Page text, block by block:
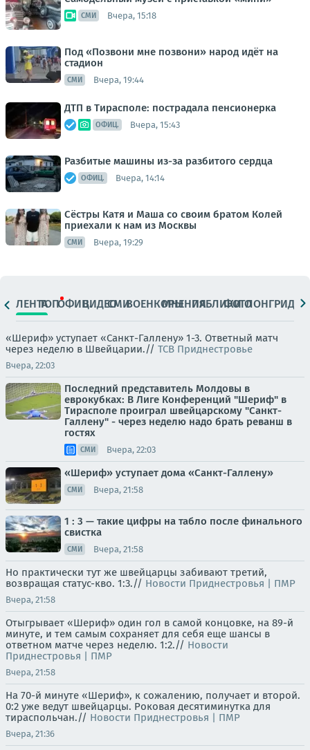
СМИ Вчера, 15:18
Под «Позвони мне позвони» народ идёт на
стадион
СМИ Вчера, 19:44
ДТП в Тирасполе: пострадала пенсионерка
ОФИЦ. Вчера, 15:43
Разбитые машины из-за разбитого сердца
ОФИЦ. Вчера, 14:14
Сёстры Катя и Маша со своим братом Колей
приехали к нам из Москвы
СМИ Вчера, 19:29
ЛЕНТАТОПОФИЦ.ВИДЕОСМИВОЕНКОРЫМНЕНИЯПАБЛИКИ
ФОТОЛОНГРИДЫ
«Шериф» уступает «Санкт-Галлену» 1-3. Ответный матч
через неделю в Швейцарии.// ТСВ Приднестровье
Вчера, 22:03
Последний представитель Молдовы в
еврокубках: В Лиге Конференций "Шериф" в
Тирасполе проиграл швейцарскому "Санкт-
Галлену" - через неделю надо брать реванш в
гостях
СМИ Вчера, 22:03
«Шериф» уступает дома «Санкт-Галлену»
СМИ Вчера, 21:58
1 : 3 — такие цифры на табло после финального
свистка
СМИ Вчера, 21:58
Но практически тут же швейцарцы забивают третий,
возвращая статус-кво. 1:3.// Новости Приднестровья | ПМР
Вчера, 21:58
Отыгрывает «Шериф» один гол в самой концовке, на 89-й
минуте, и тем самым сохраняет для себя еще шансы в
ответном матче через неделю. 1:2.// Новости
Приднестровья | ПМР
Вчера, 21:58
На 70-й минуте «Шериф», к сожалению, получает и второй.
0:2 уже ведут швейцарцы. Роковая десятиминутка для
тираспольчан.// Новости Приднестровья | ПМР
Вчера, 21:36